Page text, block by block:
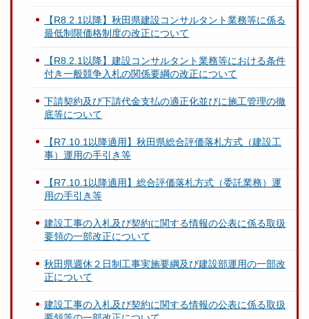
【R8.2.1以降】秋田県建設コンサルタント業務等に係る
最低制限価格制度の改正について
【R8.2.1以降】建設コンサルタント業務等における条件
付き一般競争入札の関係要綱の改正について
下請契約及び下請代金支払の適正化並びに施工管理の徹
底等について
【R7.10.1以降適用】秋田県総合評価落札方式（建設工
事）運用の手引き等
【R7.10.1以降適用】総合評価落札方式（委託業務）運
用の手引き等
建設工事の入札及び契約に関する情報の公表に係る取扱
要領の一部改正について
秋田県週休２日制工事実施要綱及び建設部運用の一部改
正について
建設工事の入札及び契約に関する情報の公表に係る取扱